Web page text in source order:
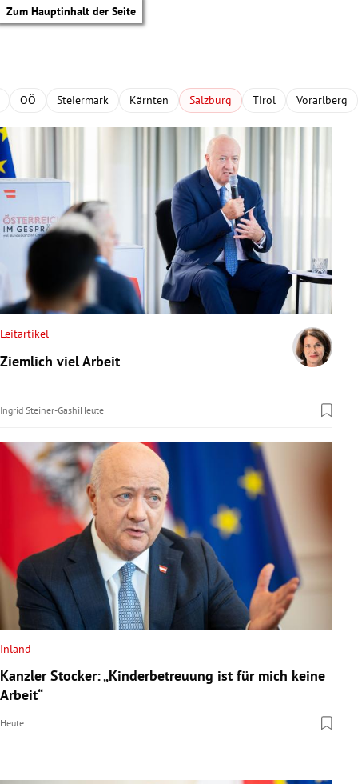
Zum Hauptinhalt der Seite
Untermenü
Untermenü
Untermenü
Untermenü
Untermenü
Untermenü
Untermenü
Untermenü
Untermenü
OÖ Steiermark Kärnten Salzburg Tirol Vorarlberg
Leitartikel
Ziemlich viel Arbeit
Ingrid Steiner-GashiHeute
Inland
Kanzler Stocker: „Kinderbetreuung ist für mich keine
Arbeit“
Heute